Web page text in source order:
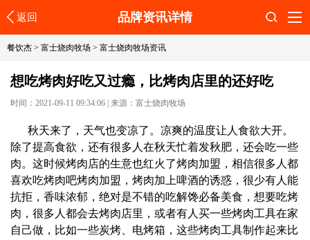
返回 品牌资讯详情
餐饮杰 > 富士烧肉牧场 > 富士烧肉牧场资讯
想吃烤肉好吃又过瘾，比烤肉店里的还好吃
时间：2021-09-11 09:34:06 来源：富士烧肉牧场
秋天来了，天气也变凉了。凉爽的温度让人食欲大开。
除了提高食欲，还有很多人在秋天忙着发秋肥，还会吃一些
肉。这时候烤肉店的生意也红火了烤肉加盟，相信很多人都
喜欢吃烤肉吧烤肉加盟，烤肉加上啤酒的诱惑，很少有人能
抗拒，香味浓郁，绝对是不错的吃解馋必备美食，想要吃烤
肉，很多人都会去烤肉店里，或者有人买一些烤肉工具在家
自己做，比如一些炭烤、电烤箱，这些烤肉工具制作起来比